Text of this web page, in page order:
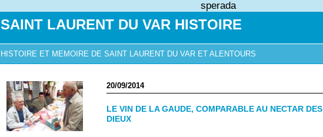
sperada
SAINT LAURENT DU VAR HISTOIRE
HISTOIRE ET MEMOIRE DE SAINT LAURENT DU VAR ET ALENTOURS
20/09/2014
LE VIN DE LA GAUDE, COMPARABLE AU NECTAR DES
DIEUX